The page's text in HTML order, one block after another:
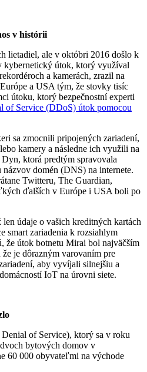
v histórii
lietadiel, ale v októbri 2016 došlo k
kybernetický útok, ktorý využíval
a kamerách, zrazil na
a USA tým, že stovky tisíc
útoku, ktorý bezpečnostní experti
of Service (DDoS) útok pomocou
sa zmocnili pripojených zariadení,
kamery a následne ich využili na
ktorá predtým spravovala
domén (DNS) na internete.
Twitteru, The Guardian,
ďalších v Európe i USA boli po
údaje o vašich kreditných kartách
smart zariadenia k rozsiahlym
že útok botnetu Mirai bol najväčším
je dôrazným varovaním pre
aby vyvíjali silnejšiu a
IoT na úrovni siete.
of Service), ktorý sa v roku
bytových domov v
60 000 obyvateľmi na východe